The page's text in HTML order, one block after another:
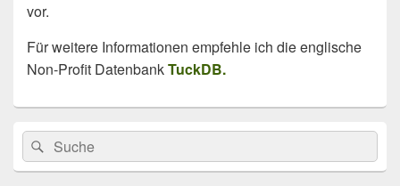
vor.
Für weitere Informationen empfehle ich die englische
Non-Profit DatenbankTuckDB.
Primärer
Seitenleisten
Widget-
Bereich
Search
for:
Suche